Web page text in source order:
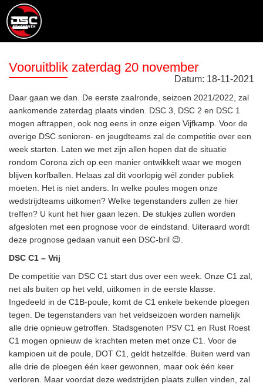
Vooruitblik zaterdag 20 november
Datum: 18-11-2021
Daar gaan we dan. De eerste zaalronde, seizoen 2021/2022, zal
aankomende zaterdag plaats vinden. DSC 3, DSC 2 en DSC 1
mogen aftrappen, ook nog eens in onze eigen Vijfkamp. Voor de
overige DSC senioren- en jeugdteams zal de competitie over een
week starten. Laten we met zijn allen hopen dat de situatie
rondom Corona zich op een manier ontwikkelt waar we mogen
blijven korfballen. Helaas zal dit voorlopig wél zonder publiek
moeten. Het is niet anders. In welke poules mogen onze
wedstrijdteams uitkomen? Welke tegenstanders zullen ze hier
treffen? U kunt het hier gaan lezen. De stukjes zullen worden
afgesloten met een prognose voor de eindstand. Uiteraard wordt
deze prognose gedaan vanuit een DSC-bril 😉.
DSC C1 – Vrij
De competitie van DSC C1 start dus over een week. Onze C1 zal,
net als buiten op het veld, uitkomen in de eerste klasse.
Ingedeeld in de C1B-poule, komt de C1 enkele bekende ploegen
tegen. De tegenstanders van het veldseizoen worden namelijk
alle drie opnieuw getroffen. Stadsgenoten PSV C1 en Rust Roest
C1 mogen opnieuw de krachten meten met onze C1. Voor de
kampioen uit de poule, DOT C1, geldt hetzelfde. Buiten werd van
alle drie de ploegen één keer gewonnen, maar ook één keer
verloren. Maar voordat deze wedstrijden plaats zullen vinden, zal